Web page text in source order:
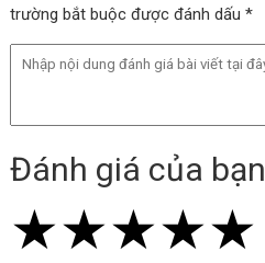
trường bắt buộc được đánh dấu *
Đánh giá của bạn
★
★★
★★★
★★★★
★★★★★